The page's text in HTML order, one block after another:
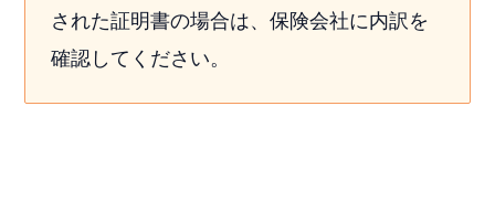
された証明書の場合は、保険会社に内訳を
確認してください。